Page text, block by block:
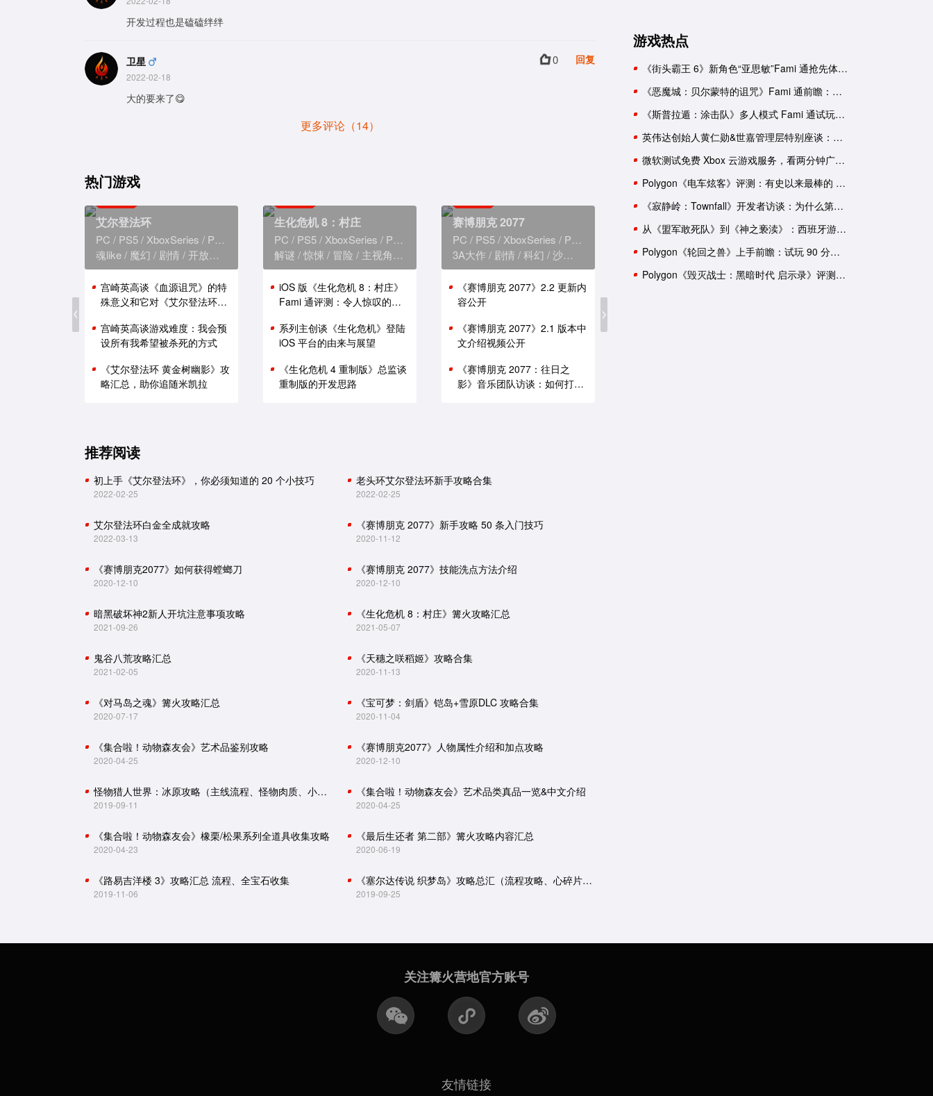
开发过程也是磕磕绊绊
卫星
2022-02-18
0 回复
大的要来了😋
更多评论（14）
热门游戏
艾尔登法环
PC PS5 XboxSeries PS4
XboxOne
魂like
魔幻 剧情 开放世界
宫崎英高谈《血源诅咒》的特
殊意义和它对《艾尔登法环》
宫崎英高谈游戏难度：我会预
设所有我希望被杀死的方式
《艾尔登法环 黄金树幽影》攻
略汇总，助你追随米凯拉
生化危机 8：村庄
PC PS5 XboxSeries PS4
XboxOne
解谜
惊悚 冒险 主视角 恐怖
iOS 版《生化危机 8：村庄》
Fami 通评测：令人惊叹的性
系列主创谈《生化危机》登陆
iOS 平台的由来与展望
《生化危机 4 重制版》总监谈
重制版的开发思路
赛博朋克 2077
PC PS5 XboxSeries PS4
3A大作
剧情 科幻 沙盒
《赛博朋克 2077》2.2 更新内
容公开
《赛博朋克 2077》2.1 版本中
文介绍视频公开
《赛博朋克 2077：往日之
影》音乐团队访谈：如何打造
宝可梦传说 阿尔宙斯
日式 探索 狩猎 神话 剧情 养成 第三人称
刺客信条：英灵殿
3A大作
推荐阅读
初上手《艾尔登法环》，你必须知道的 20 个小技巧
2022-02-25
老头环艾尔登法环新手攻略合集
2022-02-25
艾尔登法环白金全成就攻略
2022-03-13
《赛博朋克 2077》新手攻略 50 条入门技巧
2020-11-12
《赛博朋克2077》如何获得螳螂刀
2020-12-10
《赛博朋克 2077》技能洗点方法介绍
2020-12-10
暗黑破坏神2新人开坑注意事项攻略
2021-09-26
《生化危机 8：村庄》篝火攻略汇总
2021-05-07
鬼谷八荒攻略汇总
2021-02-05
《天穗之咲稻姬》攻略合集
2020-11-13
《对马岛之魂》篝火攻略汇总
2020-07-17
《宝可梦：剑盾》铠岛+雪原DLC 攻略合集
2020-11-04
《集合啦！动物森友会》艺术品鉴别攻略
2020-04-25
《赛博朋克2077》人物属性介绍和加点攻略
2020-12-10
怪物猎人世界：冰原攻略（主线流程、怪物肉质、小技巧）
2019-09-11
《集合啦！动物森友会》艺术品类真品一览&中文介绍
2020-04-25
《集合啦！动物森友会》橡栗/松果系列全道具收集攻略
2020-04-23
《最后生还者 第二部》篝火攻略内容汇总
2020-06-19
《路易吉洋楼 3》攻略汇总 流程、全宝石收集
2019-11-06
《塞尔达传说 织梦岛》攻略总汇（流程攻略、心碎片、贝壳收集）
2019-09-25
游戏热点
《街头霸王 6》新角色“亚思敏”Fami 通抢先体验报告
《恶魔城：贝尔蒙特的诅咒》Fami 通前瞻：要素杂糅的新生《恶魔城》
《斯普拉遁：涂击队》多人模式 Fami 通试玩：与好友并肩推进故事
英伟达创始人黄仁勋&世嘉管理层特别座谈：一次改变命运的邂逅
微软测试免费 Xbox 云游戏服务，看两分钟广告可用一小时
Polygon《电车炫客》评测：有史以来最棒的 3D 索尼克游戏！
《寂静岭：Townfall》开发者访谈：为什么第一人称比第三人称恐怖
从《盟军敢死队》到《神之亵渎》：西班牙游戏工作室盘点
Polygon《轮回之兽》上手前瞻：试玩 90 分钟后，我依然有一肚子疑惑
Polygon《毁灭战士：黑暗时代 启示录》评测：轰轰烈烈的谢幕演出？
关注篝火营地官方账号
友情链接